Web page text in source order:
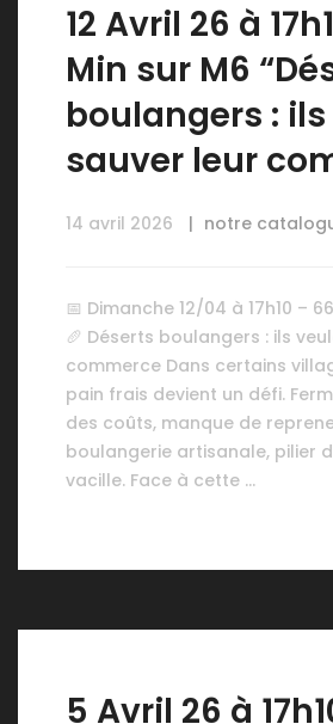
12 Avril 26 à
Min sur M6
boulangers :
sauver leur
14 avril 2026 notre
📅 Dimanche 12/04 à 17h10 –
🥖 Déserts boulangers : ils
commerce Dans certains
pain frais devient un défi.
des coûts, manque de
boulangerie artisanale, pilier
vacille. Face à cette …
5 Avril 26 à